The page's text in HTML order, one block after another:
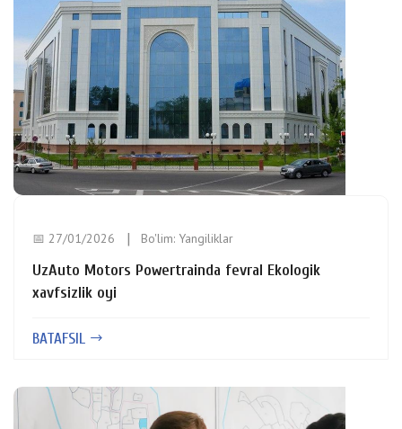
📅 27/01/2026 Bo'lim: Yangiliklar
UzAuto Motors Powertrainda fevral Ekologik
xavfsizlik oyi
BATAFSIL